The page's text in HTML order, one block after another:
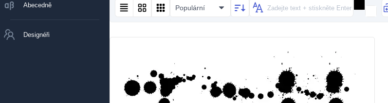
Abecedně
Designéři
Populární